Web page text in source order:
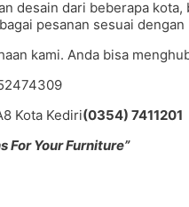
desain dari beberapa
pesanan sesuai
kami. Anda bisa
Kota Kediri(0354) 7411201
For Your Furniture”